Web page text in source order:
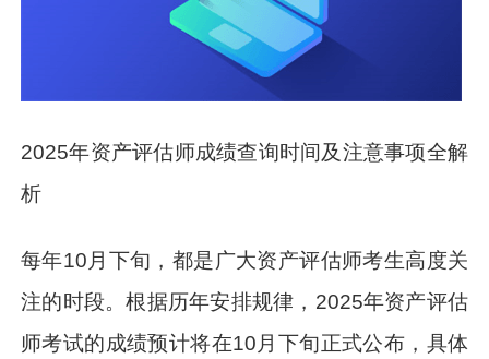
2025年资产评估师成绩查询时间及注意事项全解
析
每年10月下旬，都是广大资产评估师考生高度关
注的时段。根据历年安排规律，2025年资产评估
师考试的成绩预计将在10月下旬正式公布，具体